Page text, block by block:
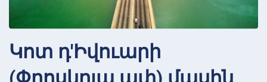
Կոտ դ'Իվուարի